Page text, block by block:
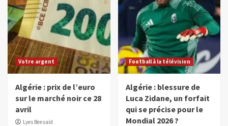
Votre argent
Algérie : prix de l’euro
sur le marché noir ce 28
avril
Lyes Bensaïd
Football à la télévision
Algérie : blessure de
Luca Zidane, un forfait
qui se précise pour le
Mondial 2026 ?